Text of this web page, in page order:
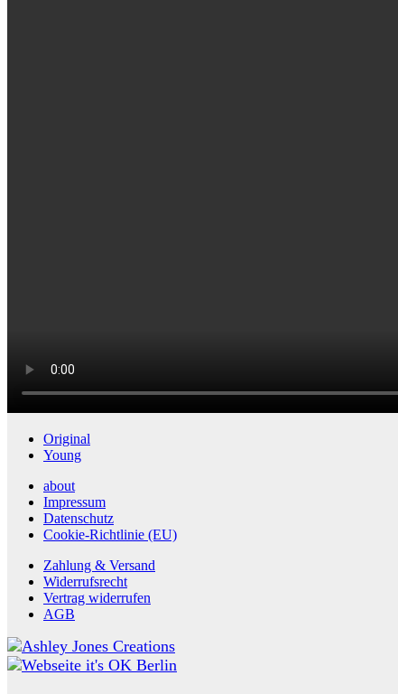
Original
Young
about
Impressum
Datenschutz
Cookie-Richtlinie (EU)
Zahlung & Versand
Widerrufsrecht
Vertrag widerrufen
AGB